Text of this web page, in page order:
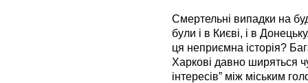
Смертельні випадки на
були і в Києві, і в
ця неприємна історія?
Харкові давно ширяться
інтересів” між міським